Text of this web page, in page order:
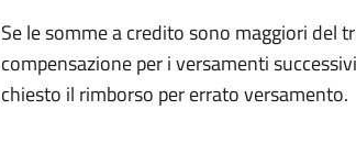
Se le somme a credito sono maggiori del
compensazione per i versamenti
chiesto il rimborso per errato versamento.